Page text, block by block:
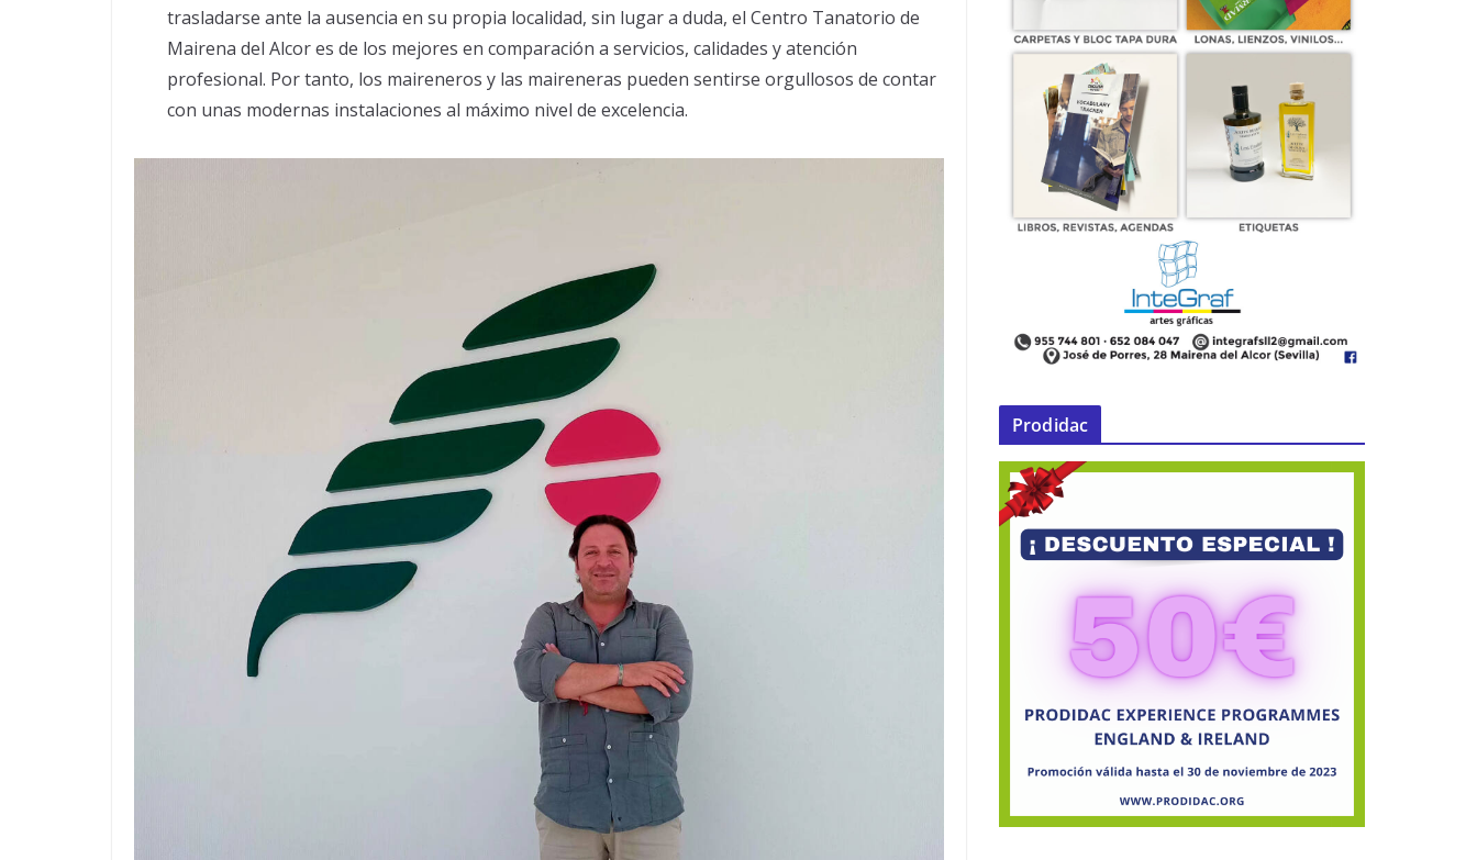
trasladarse ante la ausencia en su propia localidad, sin lugar a duda, el Centro Tanatorio de
Mairena del Alcor es de los mejores en comparación a servicios, calidades y atención
profesional. Por tanto, los maireneros y las maireneras pueden sentirse orgullosos de contar
con unas modernas instalaciones al máximo nivel de excelencia.
Prodidac